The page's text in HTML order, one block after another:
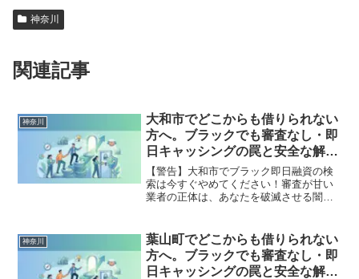
神奈川
関連記事
神奈川
大和市でどこからも借りられない
方へ。ブラックでも審査なし・即
日キャッシングの罠と安全な解決
策
【警告】大和市でブラック即日融資の検
索は今すぐやめてください！審査が甘い
業者の正体は、あなたを破滅させる闇金
市で違法業者を避け、借金地獄から抜け
出した方々の実体験と確実な解決策を完
全公開。
神奈川
葉山町でどこからも借りられない
方へ。ブラックでも審査なし・即
日キャッシングの罠と安全な解決